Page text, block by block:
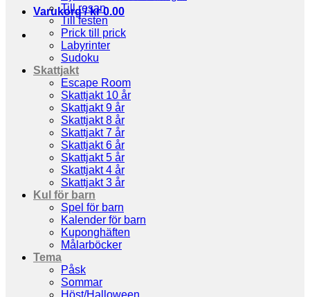
Varukorg /kr0.00
Till resan
Till festen
Prick till prick
Labyrinter
Sudoku
Skattjakt
Escape Room
Skattjakt 10 år
Skattjakt 9 år
Skattjakt 8 år
Skattjakt 7 år
Skattjakt 6 år
Skattjakt 5 år
Skattjakt 4 år
Skattjakt 3 år
Kul för barn
Spel för barn
Kalender för barn
Kuponghäften
Målarböcker
Tema
Påsk
Sommar
Höst/Halloween